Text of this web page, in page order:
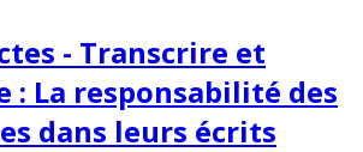
- Transcrire et
La responsabilité des
dans leurs écrits